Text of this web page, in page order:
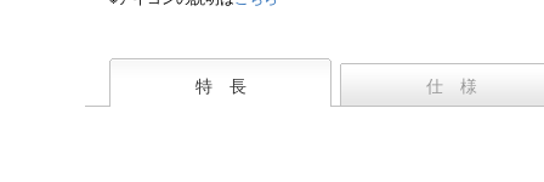
特 長 仕 様